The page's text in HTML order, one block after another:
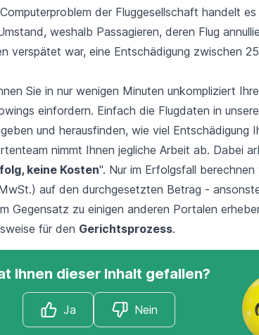
der Fluggesellschaft handelt
weshalb Passagieren, deren Flug
verspätet war, eine Entschädigung zwischen
Sie in nur wenigen Minuten unkompliziert Ihre
einfordern. Einfach die Flugdaten in
und herausfinden, wie viel Entschädigung
nimmt Ihnen jegliche Arbeit ab. Dabei
keine Kosten". Nur im Erfolgsfall berechnen
auf den durchgesetzten Betrag -
Gegensatz zu einigen anderen Portalen
für den Gerichtsprozess.
Ihnen dieser Inhalt gefallen?
Ja Nein